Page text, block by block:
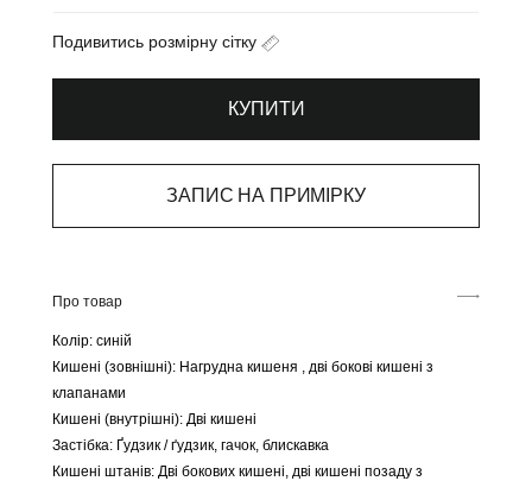
Подивитись розмірну сітку
КУПИТИ
ЗАПИС НА ПРИМІРКУ
Про товар
Колір: синій
Кишені (зовнішні): Нагрудна кишеня , дві бокові кишені з
клапанами
Кишені (внутрішні): Дві кишені
Застібка: Ґудзик / ґудзик, гачок, блискавка
Кишені штанів: Дві бокових кишені, дві кишені позаду з